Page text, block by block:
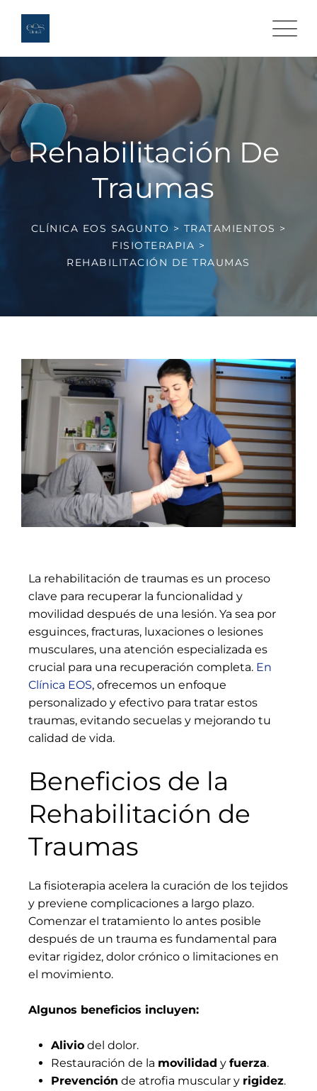
Rehabilitación De
Traumas
CLÍNICA EOS SAGUNTO > TRATAMIENTOS >
FISIOTERAPIA >
REHABILITACIÓN DE TRAUMAS
La rehabilitación de traumas es un proceso
clave para recuperar la funcionalidad y
movilidad después de una lesión. Ya sea por
esguinces, fracturas, luxaciones o lesiones
musculares, una atención especializada es
crucial para una recuperación completa. En
Clínica EOS, ofrecemos un enfoque
personalizado y efectivo para tratar estos
traumas, evitando secuelas y mejorando tu
calidad de vida.
Beneficios de la
Rehabilitación de
Traumas
La fisioterapia acelera la curación de los tejidos
y previene complicaciones a largo plazo.
Comenzar el tratamiento lo antes posible
después de un trauma es fundamental para
evitar rigidez, dolor crónico o limitaciones en
el movimiento.
Algunos beneficios incluyen:
Alivio del dolor.
Restauración de la movilidad y fuerza.
Prevención de atrofia muscular y rigidez.